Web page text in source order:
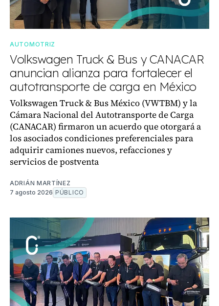
AUTOMOTRIZ
Volkswagen Truck & Bus y CANACAR
anuncian alianza para fortalecer el
autotransporte de carga en México
Volkswagen Truck & Bus México (VWTBM) y la
Cámara Nacional del Autotransporte de Carga
(CANACAR) firmaron un acuerdo que otorgará a
los asociados condiciones preferenciales para
adquirir camiones nuevos, refacciones y
servicios de postventa
ADRIÁN MARTÍNEZ
7 agosto 2026 PÚBLICO